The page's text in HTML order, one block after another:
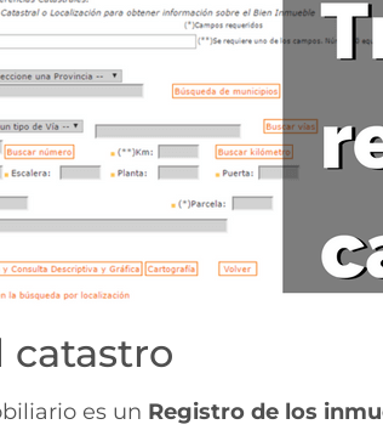
catastro
es un Registro de los